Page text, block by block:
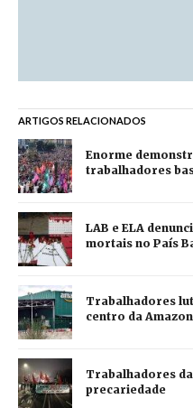
ARTIGOS RELACIONADOS
Enorme
trabalhadores
LAB e ELA
mortais no País
Trabalhadores
centro da
Trabalhadores
precariedade